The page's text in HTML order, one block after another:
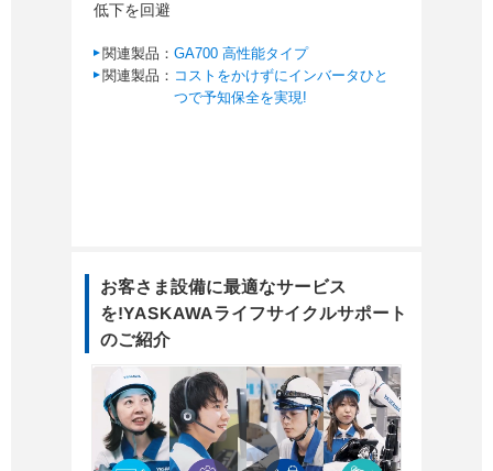
低下を回避
関連製品： GA700 高性能タイプ
関連製品： コストをかけずにインバータひと
つで予知保全を実現!
お客さま設備に最適なサービス
を!YASKAWAライフサイクルサポート
のご紹介